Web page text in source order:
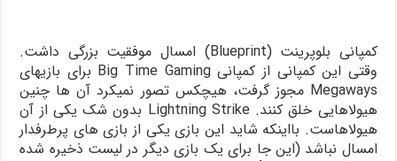
کمپانی بلوپرینت (Blueprint) امسال موفقیت بزرگی داشت.
وقتی این کمپانی از کمپانی Big Time Gaming برای بازیهای
Megaways مجوز گرفت، هیچکس تصور نمیکرد آن ها چنین
هیولاهایی خلق کنند. Lightning Strike بدون شک یکی از آن
هیولاهاست. بااینکه شاید این بازی یکی از بازی های پرطرفدار
امسال نباشد (این جا برای یک بازی دیگر در لیست ذخیره شده